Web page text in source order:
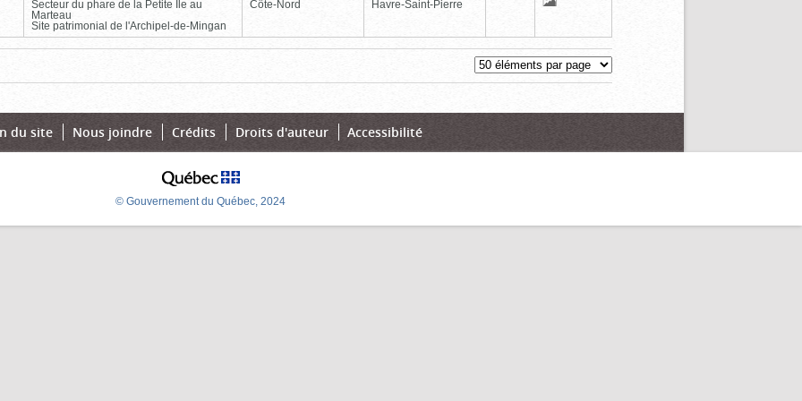
Secteur du phare de la Petite Île au
Marteau
Site patrimonial de l'Archipel-de-Mingan
Côte-Nord Havre-Saint-Pierre
du site Nous joindre Crédits Droits d'auteur Accessibilité
© Gouvernement du Québec, 2024